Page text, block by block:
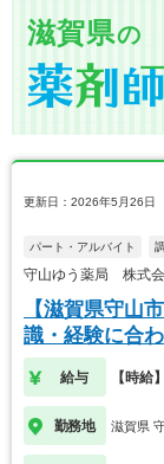
滋賀県の
更新日：2026年5月26日
パート・アルバイト
守山ゆう薬局 株式会
【滋賀県守山
識・経験に合
給与 【時給
勤務地 滋賀県